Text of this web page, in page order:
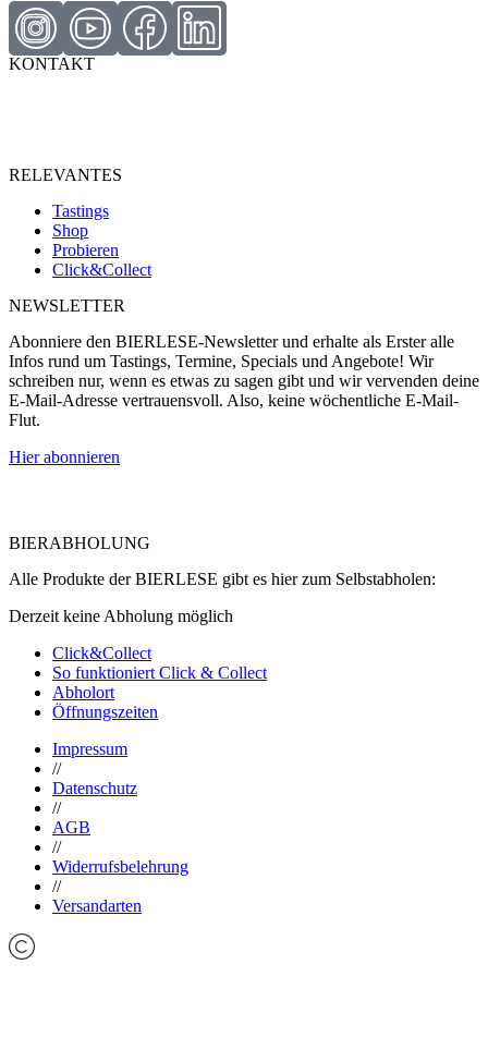
KONTAKT
RELEVANTES
Tastings
Shop
Probieren
Click&Collect
NEWSLETTER
Abonniere den BIERLESE-Newsletter und erhalte als Erster alle
Infos rund um Tastings, Termine, Specials und Angebote! Wir
schreiben nur, wenn es etwas zu sagen gibt und wir vervenden deine
E-Mail-Adresse vertrauensvoll. Also, keine wöchentliche E-Mail-
Flut.
Hier abonnieren
BIERABHOLUNG
Alle Produkte der BIERLESE gibt es hier zum Selbstabholen:
Derzeit keine Abholung möglich
Click&Collect
So funktioniert Click & Collect
Abholort
Öffnungszeiten
Impressum
//
Datenschutz
//
AGB
//
Widerrufsbelehrung
//
Versandarten